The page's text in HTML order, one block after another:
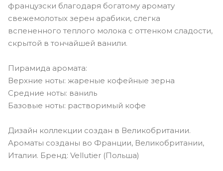
французски благодаря богатому аромату
свежемолотых зерен арабики, слегка
вспененного теплого молока с оттенком сладости,
скрытой в тончайшей ванили.
Пирамида аромата:
Верхние ноты: жареные кофейные зерна
Средние ноты: ваниль
Базовые ноты: растворимый кофе
Дизайн коллекции создан в Великобритании.
Ароматы созданы во Франции, Великобритании,
Италии. Бренд: Vellutier (Польша)